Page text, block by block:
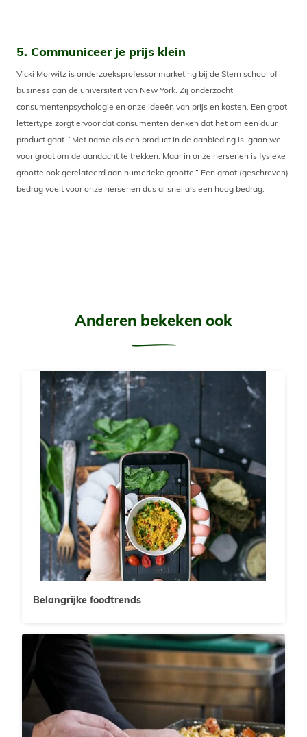
5. Communiceer je prijs klein
Vicki Morwitz is onderzoeksprofessor marketing bij de Stern school of
business aan de universiteit van New York. Zij onderzocht
consumentenpsychologie en onze ideeën van prijs en kosten. Een groot
lettertype zorgt ervoor dat consumenten denken dat het om een duur
product gaat. “Met name als een product in de aanbieding is, gaan we
voor groot om de aandacht te trekken. Maar in onze hersenen is fysieke
grootte ook gerelateerd aan numerieke grootte.” Een groot (geschreven)
bedrag voelt voor onze hersenen dus al snel als een hoog bedrag.
Anderen bekeken ook
Belangrijke foodtrends